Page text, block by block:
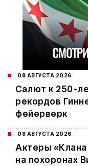
08 АВГУСТА 2026
Салют к 250-
рекордов
фейерверк
08 АВГУСТА 2026
Актеры
на похоронах